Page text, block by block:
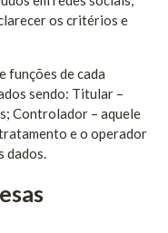
os critérios e
funções de cada
sendo: Titular –
Controlador – aquele
e o operador
dados.